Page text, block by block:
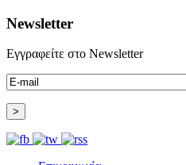
Newsletter
Εγγραφείτε στο Newsletter